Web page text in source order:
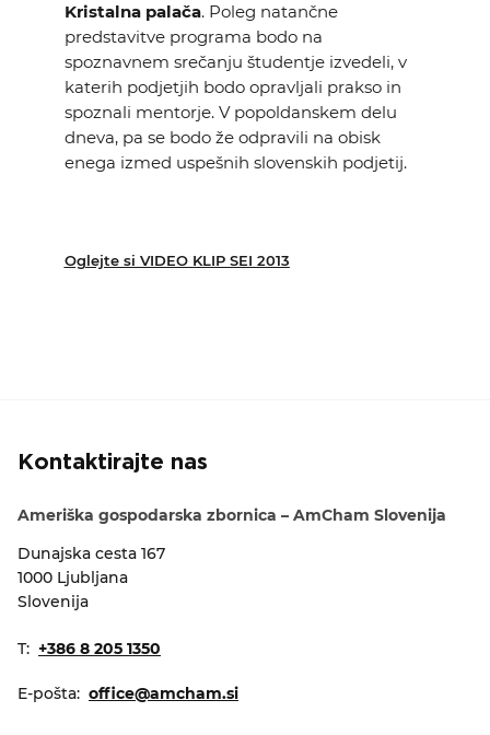
Kristalna palača. Poleg natančne
predstavitve programa bodo na
spoznavnem srečanju študentje izvedeli, v
katerih podjetjih bodo opravljali prakso in
spoznali mentorje. V popoldanskem delu
dneva, pa se bodo že odpravili na obisk
enega izmed uspešnih slovenskih podjetij.
Oglejte si VIDEO KLIP SEI 2013
Kontaktirajte nas
Ameriška gospodarska zbornica – AmCham Slovenija
Dunajska cesta 167
1000 Ljubljana
Slovenija
T: +386 8 205 1350
E-pošta: office@amcham.si